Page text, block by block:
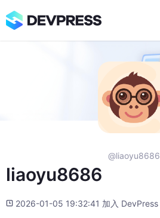
@liaoyu8686
liaoyu8686
2026-01-05 19:32:41 加入 DevPress